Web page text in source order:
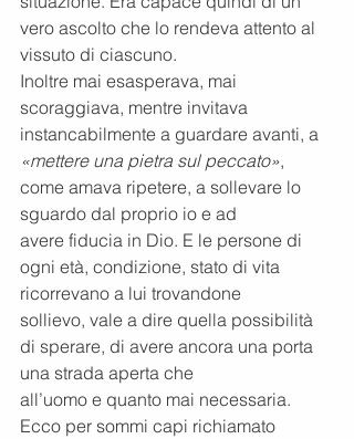
vero ascolto che lo rendeva attento al
vissuto di ciascuno.
Inoltre mai esasperava, mai
scoraggiava, mentre invitava
instancabilmente a guardare avanti, a
«mettere una pietra sul peccato»,
come amava ripetere, a sollevare lo
sguardo dal proprio io e ad
avere fiducia in Dio. E le persone di
ogni età, condizione, stato di vita
ricorrevano a lui trovandone
sollievo, vale a dire quella possibilità
di sperare, di avere ancora una porta
una strada aperta che
all’uomo e quanto mai necessaria.
Ecco per sommi capi richiamato